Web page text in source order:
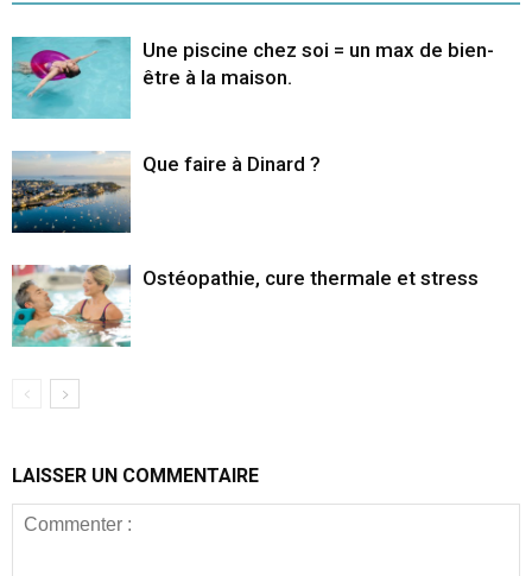
Une piscine chez soi = un max de bien-
être à la maison.
Que faire à Dinard ?
Ostéopathie, cure thermale et stress
LAISSER UN COMMENTAIRE